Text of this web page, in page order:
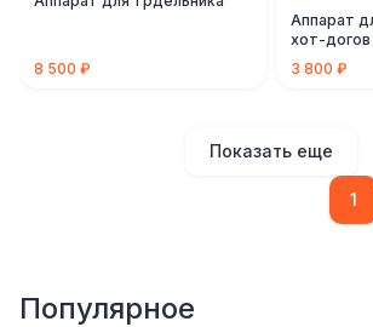
8 500 ₽
Аппарат
хот-догов
3 800 ₽
Показать еще
1
Популярное